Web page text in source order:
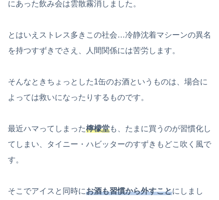
にあった飲み会は雲散霧消しました。
とはいえストレス多きこの社会…冷静沈着マシーンの異名
を持つすずきでさえ、人間関係には苦労します。
そんなときちょっとした1缶のお酒というものは、場合に
よっては救いになったりするものです。
最近ハマってしまった檸檬堂も、たまに買うのが習慣化し
てしまい、タイニー・ハビッターのすずきもどこ吹く風で
す。
そこでアイスと同時にお酒も習慣から外すことにしまし